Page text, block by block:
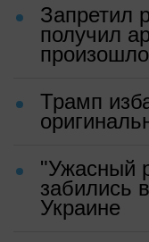
Запретил
получил
Трамп
"Ужасный
забились
Украине